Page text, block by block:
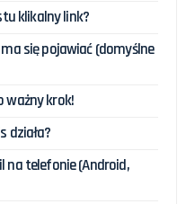
klikalny link?
się pojawiać (domyślne
ważny krok!
działa?
na telefonie (Android,